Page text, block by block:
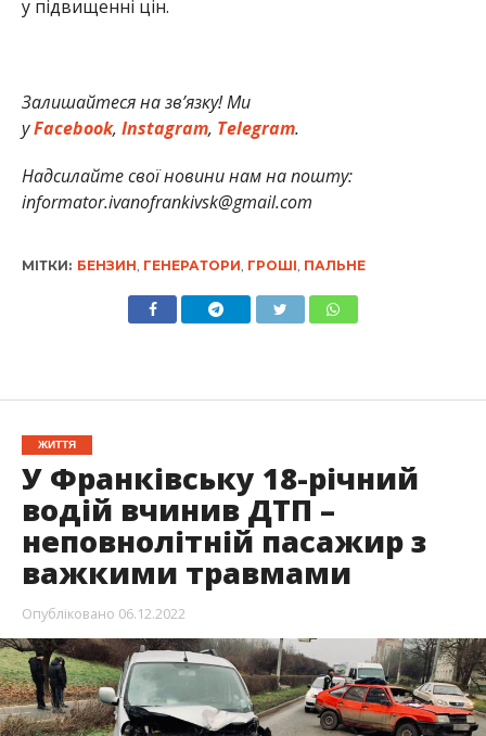
у підвищенні цін.
Залишайтеся на зв’язку! Ми
уFacebook, Instagram, Telegram.
Надсилайте свої новини нам на пошту:
informator.ivanofrankivsk@gmail.com
МІТКИ: БЕНЗИН ГЕНЕРАТОРИ ГРОШІ ПАЛЬНЕ
ЖИТТЯ
У Франківську 18-річний
водій вчинив ДТП –
неповнолітній пасажир з
важкими травмами
Опубліковано 06.12.2022